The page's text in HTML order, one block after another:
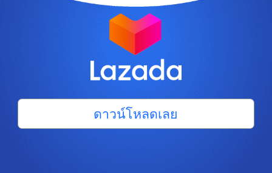
ดาวน์โหลดเลย